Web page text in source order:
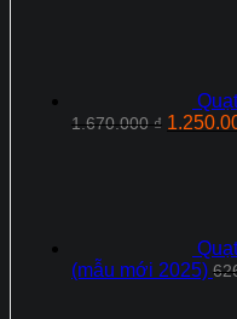
1.670.000₫ Giá
(mẫu mới 2025)